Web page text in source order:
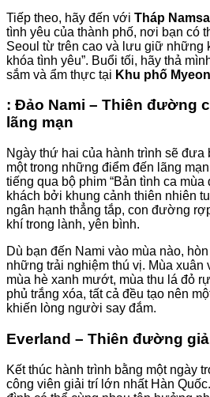
Tiếp theo, hãy đến với Tháp
tình yêu của thành phố, nơi bạn có
Seoul từ trên cao và lưu giữ những
khóa tình yêu”. Buổi tối, hãy thả
sắm và ẩm thực tại Khu phố
: Đảo Nami – Thiên đường
lãng mạn
Ngày thứ hai của hành trình sẽ đưa
một trong những điểm đến lãng
tiếng qua bộ phim “Bản tình ca mùa
khách bởi khung cảnh thiên nhiên
ngân hạnh thẳng tắp, con đường
khí trong lành, yên bình.
Dù bạn đến Nami vào mùa nào,
những trải nghiệm thú vị. Mùa xuân
mùa hè xanh mướt, mùa thu lá đỏ
phủ trắng xóa, tất cả đều tạo nên
khiến lòng người say đắm.
Everland – Thiên đường
Kết thúc hành trình bằng một ngày
công viên giải trí lớn nhất Hàn